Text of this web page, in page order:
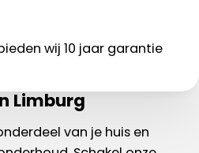
wij 10 jaar garantie
Limburg
van je huis en